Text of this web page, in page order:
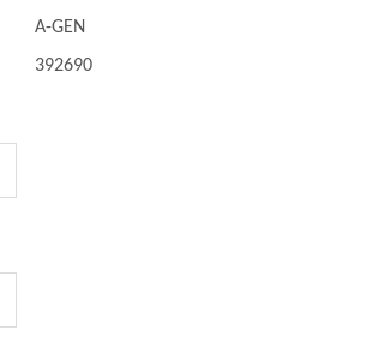
A-GEN
392690